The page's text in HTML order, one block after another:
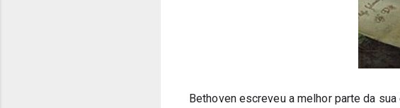
Bethoven escreveu a melhor parte da